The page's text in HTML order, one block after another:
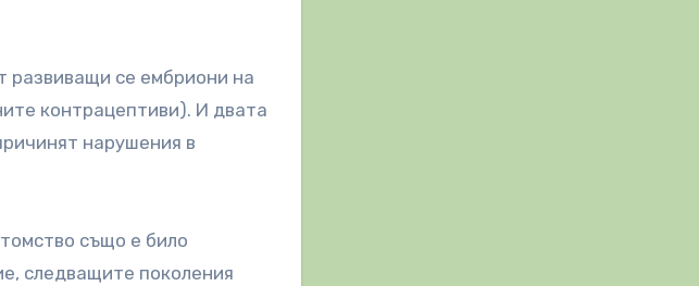
развиващи се ембриони на
контрацептиви). И двата
нарушения в
също е било
следващите поколения